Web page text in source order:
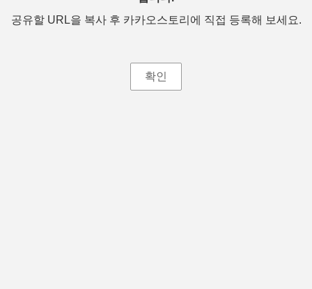
공유할 URL을 복사 후 카카오스토리에 직접 등록해 보세요.
확인